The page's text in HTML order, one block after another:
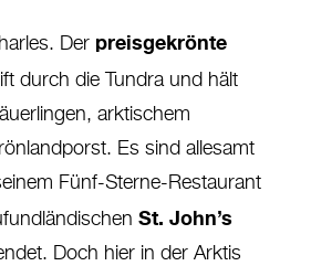
Der preisgekrönte
durch die Tundra und hält
arktischem
Es sind allesamt
Fünf-Sterne-Restaurant
St. John’s
Doch hier in der Arktis